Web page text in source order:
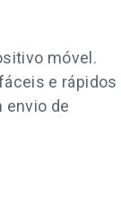
móvel.
e rápidos
envio de